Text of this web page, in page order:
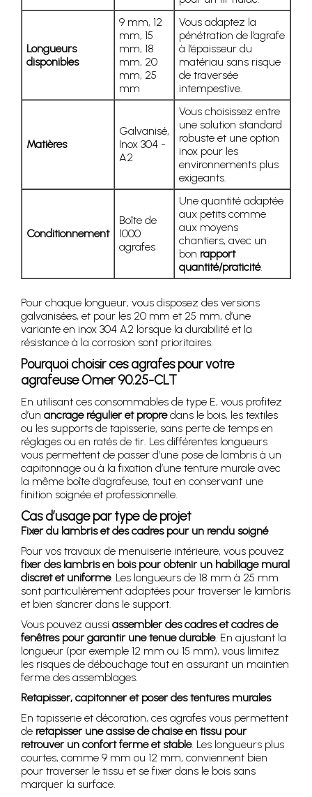
Longueurs
disponibles
9 mm, 12
mm, 15
mm, 18
mm, 20
mm, 25
mm
Vous adaptez la
pénétration de l’agrafe
à l’épaisseur du
matériau sans risque
de traversée
intempestive.
Matières
Galvanisé,
Inox 304 -
A2
Vous choisissez entre
une solution standard
robuste et une option
inox pour les
environnements plus
exigeants.
Conditionnement
Boîte de
1000
agrafes
Une quantité adaptée
aux petits comme
aux moyens
chantiers, avec un
bon rapport
quantité/praticité.
Pour chaque longueur, vous disposez des versions
galvanisées, et pour les 20 mm et 25 mm, d’une
variante en inox 304 A2 lorsque la durabilité et la
résistance à la corrosion sont prioritaires.
Pourquoi choisir ces agrafes pour votre
agrafeuse Omer 90.25-CLT
En utilisant ces consommables de type E, vous profitez
d’un ancrage régulier et propredans le bois, les textiles
ou les supports de tapisserie, sans perte de temps en
réglages ou en ratés de tir. Les différentes longueurs
vous permettent de passer d’une pose de lambris à un
capitonnage ou à la fixation d’une tenture murale avec
la même boîte d’agrafeuse, tout en conservant une
finition soignée et professionnelle.
Cas d’usage par type de projet
Fixer du lambris et des cadres pour un rendu soigné
Pour vos travaux de menuiserie intérieure, vous pouvez
fixer des lambris en bois pour obtenir un habillage mural
discret et uniforme. Les longueurs de 18 mm à 25 mm
sont particulièrement adaptées pour traverser le lambris
et bien s’ancrer dans le support.
Vous pouvez aussi assembler des cadres et cadres de
fenêtres pour garantir une tenue durable. En ajustant la
longueur (par exemple 12 mm ou 15 mm), vous limitez
les risques de débouchage tout en assurant un maintien
ferme des assemblages.
Retapisser, capitonner et poser des tentures murales
En tapisserie et décoration, ces agrafes vous permettent
de retapisser une assise de chaise en tissu pour
retrouver un confort ferme et stable. Les longueurs plus
courtes, comme 9 mm ou 12 mm, conviennent bien
pour traverser le tissu et se fixer dans le bois sans
marquer la surface.